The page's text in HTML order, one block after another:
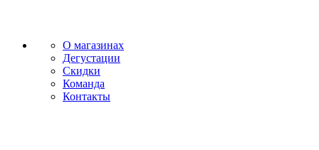
О магазинах
Дегустации
Скидки
Команда
Контакты